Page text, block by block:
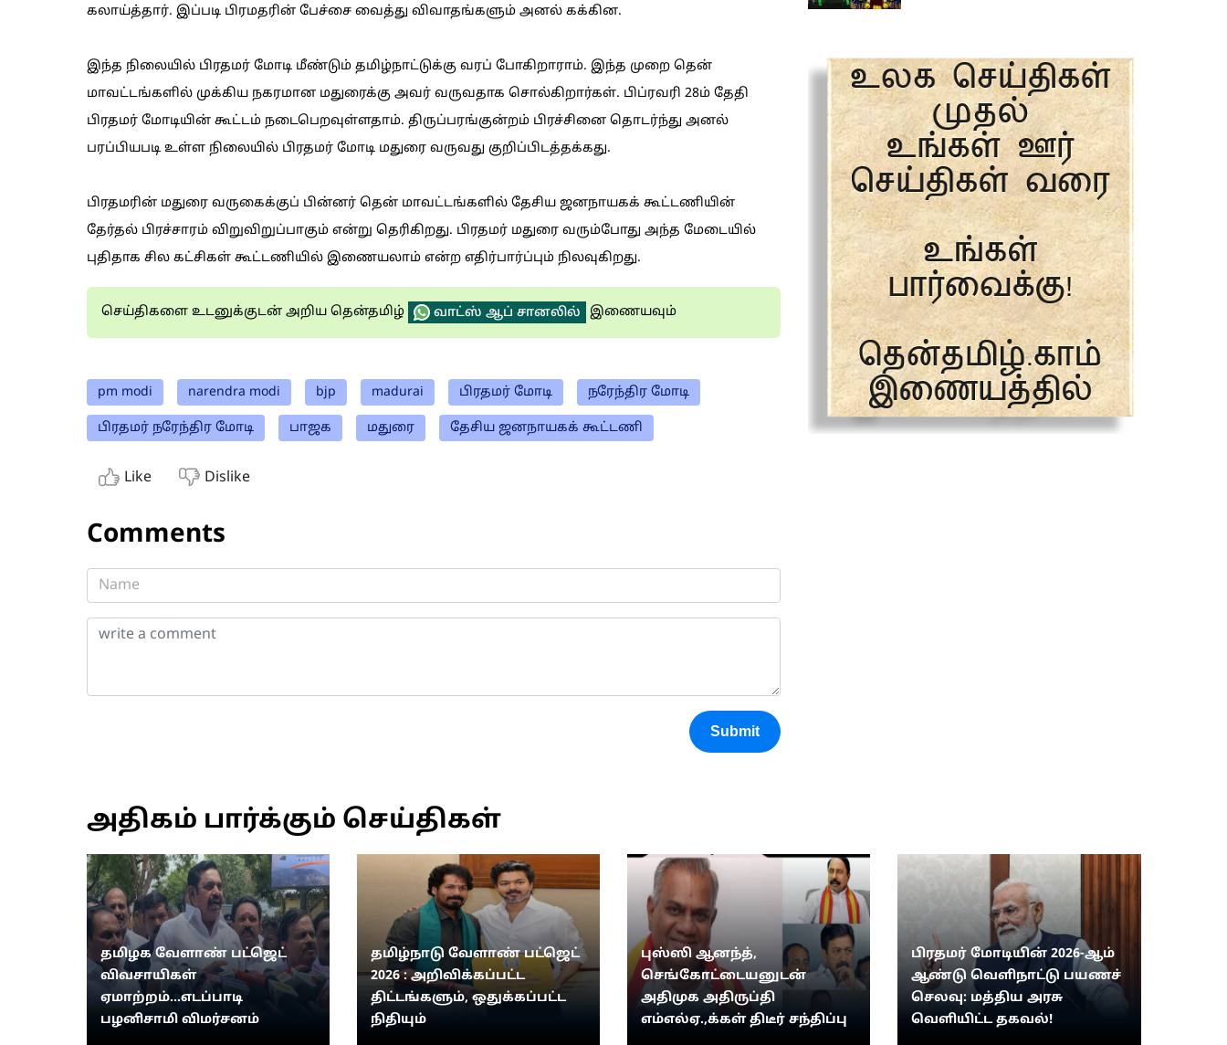
கலாய்த்தார். இப்படி பிரமதரின் பேச்சை வைத்து விவாதங்களும் அனல் கக்கின.
இந்த நிலையில் பிரதமர் மோடி மீண்டும் தமிழ்நாட்டுக்கு வரப் போகிறாராம். இந்த முறை தென்
மாவட்டங்களில் முக்கிய நகரமான மதுரைக்கு அவர் வருவதாக சொல்கிறார்கள். பிப்ரவரி 28ம் தேதி
பிரதமர் மோடியின் கூட்டம் நடைபெறவுள்ளதாம். திருப்பரங்குன்றம் பிரச்சினை தொடர்ந்து அனல்
பரப்பியபடி உள்ள நிலையில் பிரதமர் மோடி மதுரை வருவது குறிப்பிடத்தக்கது.
பிரதமரின் மதுரை வருகைக்குப் பின்னர் தென் மாவட்டங்களில் தேசிய ஜனநாயகக் கூட்டணியின்
தேர்தல் பிரச்சாரம் விறுவிறுப்பாகும் என்று தெரிகிறது. பிரதமர் மதுரை வரும்போது அந்த மேடையில்
புதிதாக சில கட்சிகள் கூட்டணியில் இணையலாம் என்ற எதிர்பார்ப்பும் நிலவுகிறது.
செய்திகளை உடனுக்குடன் அறிய தென்தமிழ் வாட்ஸ் ஆப் சானலில் இணையவும்
pm modi narendra modi bjp madurai பிரதமர் மோடி நரேந்திர மோடி
பிரதமர் நரேந்திர மோடி பாஜக மதுரை தேசிய ஜனநாயகக் கூட்டணி
Like Dislike
Comments
Submit
அதிகம் பார்க்கும் செய்திகள்
தமிழக வேளாண் பட்ஜெட்
விவசாயிகள்
ஏமாற்றம்...எடப்பாடி
பழனிசாமி விமர்சனம்
தமிழ்நாடு வேளாண் பட்ஜெட்
2026 : அறிவிக்கப்பட்ட
திட்டங்களும், ஒதுக்கப்பட்ட
நிதியும்
புஸ்ஸி ஆனந்த்,
செங்கோட்டையனுடன்
அதிமுக அதிருப்தி
எம்எல்ஏ.,க்கள் திடீர் சந்திப்பு
பிரதமர் மோடியின் 2026-ஆம்
ஆண்டு வெளிநாட்டு பயணச்
செலவு: மத்திய அரசு
வெளியிட்ட தகவல்!